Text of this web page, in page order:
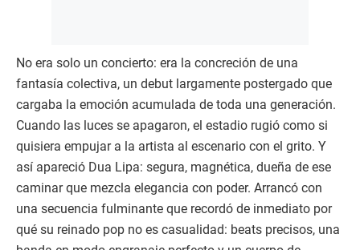
No era solo un concierto: era la concreción de una
fantasía colectiva, un debut largamente postergado que
cargaba la emoción acumulada de toda una generación.
Cuando las luces se apagaron, el estadio rugió como si
quisiera empujar a la artista al escenario con el grito. Y
así apareció Dua Lipa: segura, magnética, dueña de ese
caminar que mezcla elegancia con poder. Arrancó con
una secuencia fulminante que recordó de inmediato por
qué su reinado pop no es casualidad: beats precisos, una